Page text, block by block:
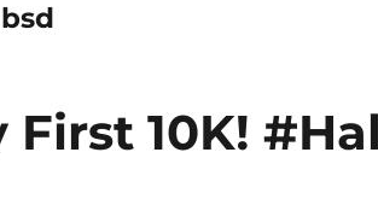
bsd
First 10K!